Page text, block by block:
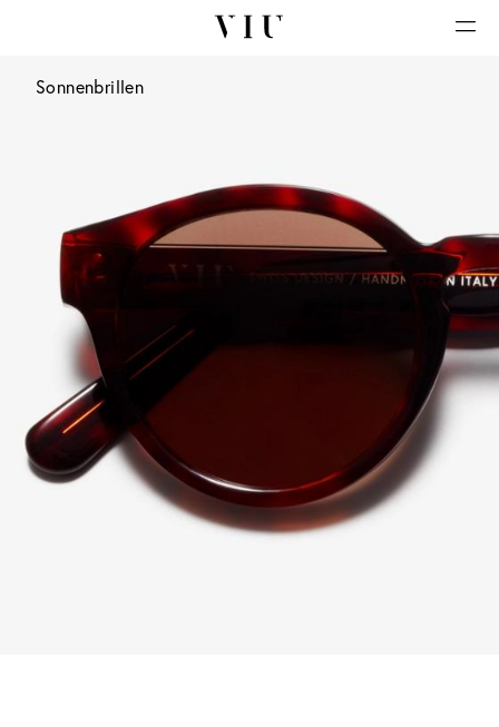
Sonnenbrillen